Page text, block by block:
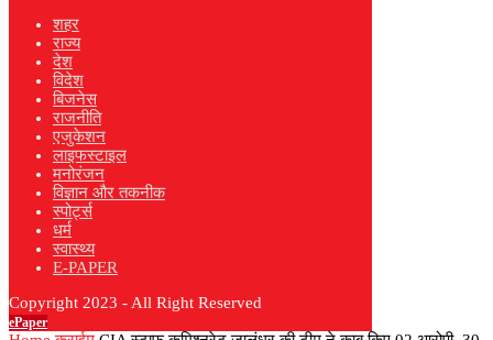
शहर
राज्य
देश
विदेश
बिजनेस
राजनीति
एजुकेशन
लाइफस्टाइल
मनोरंजन
विज्ञान और तकनीक
स्पोर्ट्स
धर्म
स्वास्थ्य
E-PAPER
Copyright 2023 - All Right Reserved
ePaper